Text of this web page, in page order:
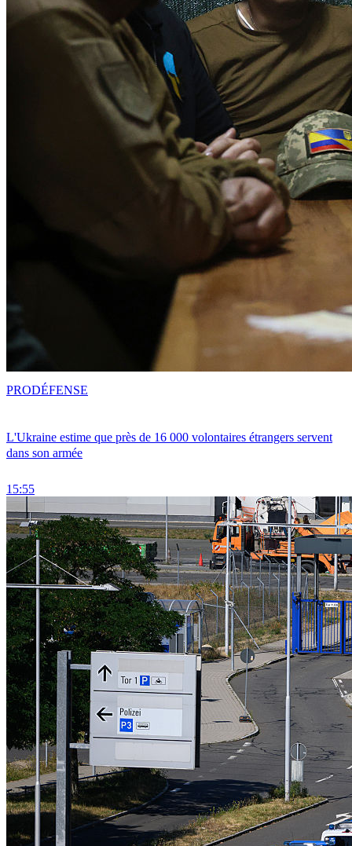
L'Ukraine estime que près de 16 000 volontaires étrangers servent
dans son armée
15:55
PRODÉFENSE